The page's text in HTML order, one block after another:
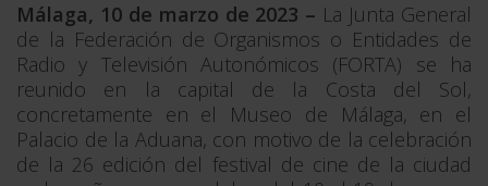
Málaga, 10 de marzo de 2023 – La Junta General
de la Federación de Organismos o Entidades de
Radio y Televisión Autonómicos (FORTA) se ha
reunido en la capital de la Costa del Sol,
concretamente en el Museo de Málaga, en el
Palacio de la Aduana, con motivo de la celebración
de la 26 edición del festival de cine de la ciudad